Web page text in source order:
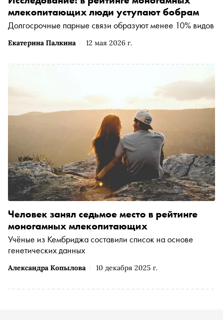
Екатерина Палкина 12 мая 2026 г.
млекопитающих люди уступают бобрам
Долгосрочные парные связи образуют менее 10% видов
Александра Копылова 10 декабря 2025 г.
Человек занял седьмое место в рейтинге
моногамных млекопитающих
Учёные из Кембриджа составили список на основе
генетических данных